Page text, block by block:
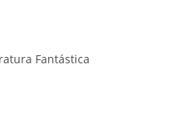
Fantástica